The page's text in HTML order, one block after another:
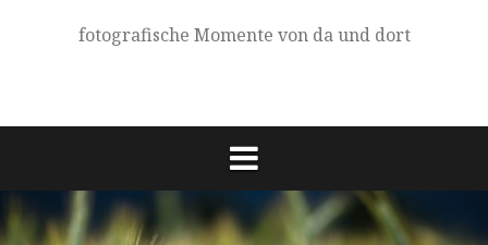
fotografische Momente von da und dort